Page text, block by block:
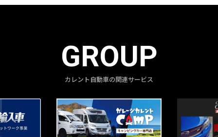
GROUP
カレント自動車の関連サービス